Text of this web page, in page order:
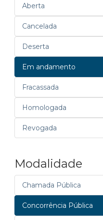
Aberta
Cancelada
Deserta
Em andamento
Fracassada
Homologada
Revogada
Modalidade
Chamada Pública
Concorrência Pública